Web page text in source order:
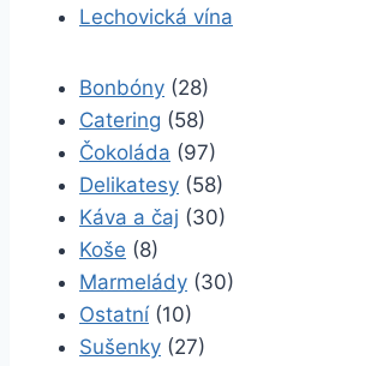
Lechovická vína
Bonbóny (28)
Catering (58)
Čokoláda (97)
Delikatesy (58)
Káva a čaj (30)
Koše (8)
Marmelády (30)
Ostatní (10)
Sušenky (27)